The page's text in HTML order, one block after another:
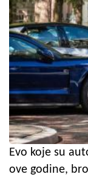
Evo koje su
ove godine,